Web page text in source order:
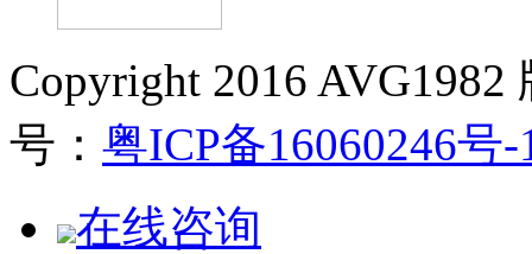
Copyright 2016
号： 粤ICP备16060246号-
在线咨询